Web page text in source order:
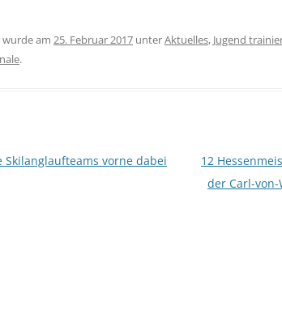
wurde am 25. Februar 2017 unterAktuelles, Jugend
.
Skilanglaufteams vorne dabei
12
der Carl-